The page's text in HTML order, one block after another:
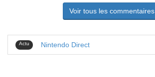
Voir tous les commentaires
Actu Nintendo Direct